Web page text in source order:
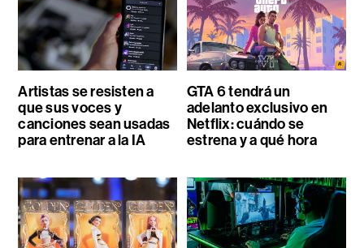
Artistas se resisten a
que sus voces y
canciones sean usadas
para entrenar a la IA
GTA 6 tendrá un
adelanto exclusivo en
Netflix: cuándo se
estrena y a qué hora